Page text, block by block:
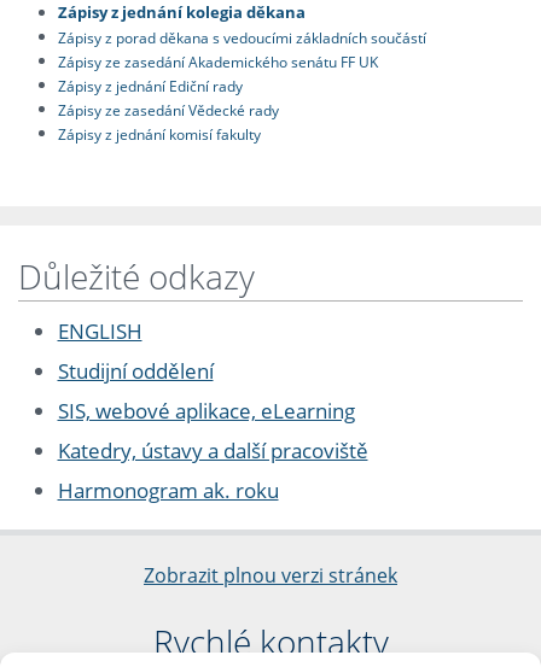
Zápisy z jednání kolegia děkana
Zápisy z porad děkana s vedoucími základních součástí
Zápisy ze zasedání Akademického senátu FF UK
Zápisy z jednání Ediční rady
Zápisy ze zasedání Vědecké rady
Zápisy z jednání komisí fakulty
Důležité odkazy
ENGLISH
Studijní oddělení
SIS, webové aplikace, eLearning
Katedry, ústavy a další pracoviště
Harmonogram ak. roku
Zobrazit plnou verzi stránek
Rychlé kontakty